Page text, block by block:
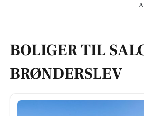
BOLIGER TIL
BRØNDERSLEV